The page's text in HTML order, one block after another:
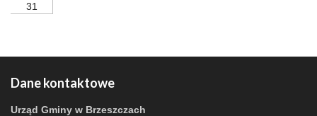
31
Dane kontaktowe
Urząd Gminy w Brzeszczach